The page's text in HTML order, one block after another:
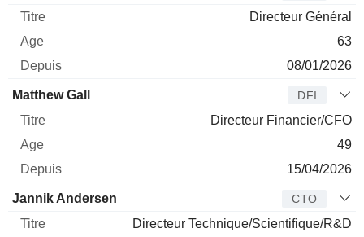
Directeur Général
63
08/01/2026
Matthew Gall DFI
Directeur Financier/CFO
49
15/04/2026
Jannik Andersen CTO
Directeur Technique/Scientifique/R&D